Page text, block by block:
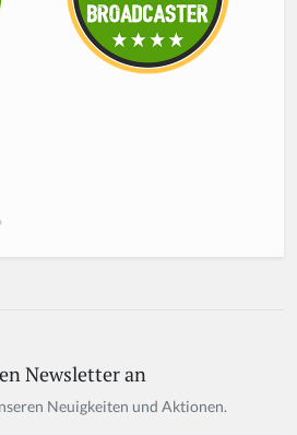
Newsletter an
Neuigkeiten und Aktionen.